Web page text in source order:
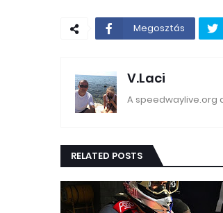
Megosztás
V.Laci
A speedwaylive.org
RELATED POSTS